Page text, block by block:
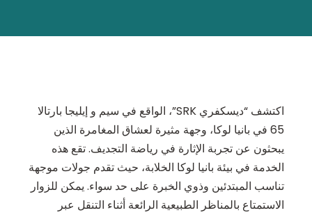
اكتشف “ديسكفري SRK”، الواقع في سيم و إيليجا بارتالا
65 في بانيا لوكا، وجهة مثيرة لعشاق المغامرة الذين
يبحثون عن تجربة الإثارة في رياضة التجديف. تقع هذه
الخدمة في بيئة بانيا لوكا الخلابة، حيث تقدم جولات موجهة
تناسب المبتدئين وذوي الخبرة على حد سواء. يمكن للزوار
الاستمتاع بالمناظر الطبيعية الرائعة أثناء التنقل عبر